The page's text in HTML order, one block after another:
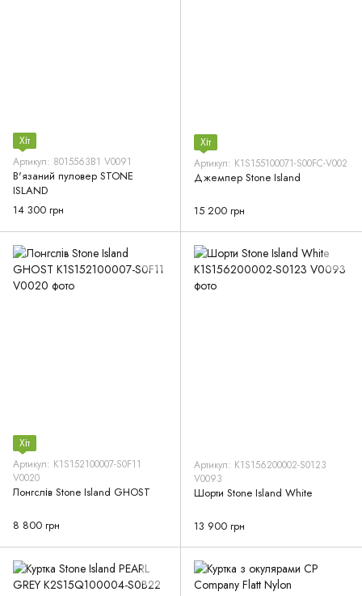
Хіт
Артикул: 8015563B1 V0091
В'язаний пуловер STONE
ISLAND
14 300 грн
Хіт
Артикул: K1S155100071-S00FC-V002
Джемпер Stone Island
15 200 грн
Хіт
Артикул: K1S152100007-S0F11
V0020
Лонгслів Stone Island GHOST
8 800 грн
Артикул: K1S156200002-S0123
V0093
Шорти Stone Island White
13 900 грн